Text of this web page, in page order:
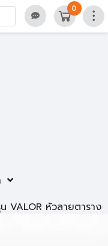
0
VALOR หัวลายตาราง